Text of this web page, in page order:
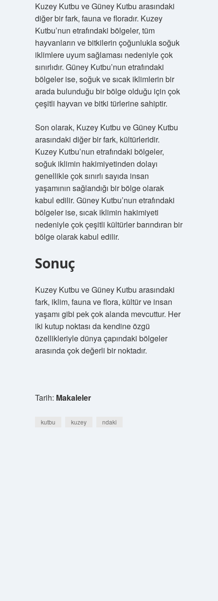
Kuzey Kutbu ve Güney Kutbu arasındaki
diğer bir fark, fauna ve floradır. Kuzey
Kutbu’nun etrafındaki bölgeler, tüm
hayvanların ve bitkilerin çoğunlukla soğuk
iklimlere uyum sağlaması nedeniyle çok
sınırlıdır. Güney Kutbu’nun etrafındaki
bölgeler ise, soğuk ve sıcak iklimlerin bir
arada bulunduğu bir bölge olduğu için çok
çeşitli hayvan ve bitki türlerine sahiptir.
Son olarak, Kuzey Kutbu ve Güney Kutbu
arasındaki diğer bir fark, kültürleridir.
Kuzey Kutbu’nun etrafındaki bölgeler,
soğuk iklimin hakimiyetinden dolayı
genellikle çok sınırlı sayıda insan
yaşamının sağlandığı bir bölge olarak
kabul edilir. Güney Kutbu’nun etrafındaki
bölgeler ise, sıcak iklimin hakimiyeti
nedeniyle çok çeşitli kültürler barındıran bir
bölge olarak kabul edilir.
Sonuç
Kuzey Kutbu ve Güney Kutbu arasındaki
fark, iklim, fauna ve flora, kültür ve insan
yaşamı gibi pek çok alanda mevcuttur. Her
iki kutup noktası da kendine özgü
özellikleriyle dünya çapındaki bölgeler
arasında çok değerli bir noktadır.
Tarih: Makaleler
kutbu kuzey ndaki